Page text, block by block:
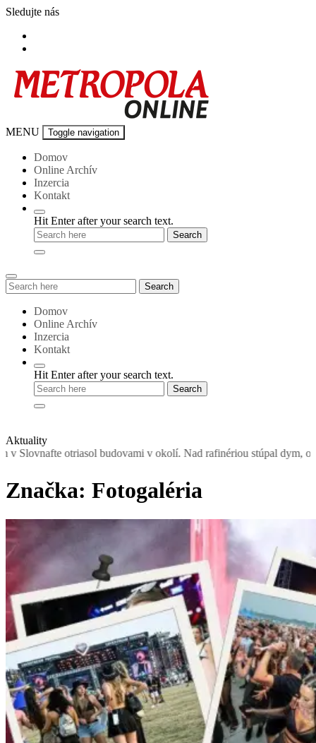
Skip
content
Sledujte nás
Metropola-
MENU Toggle navigation
Domov
Online Archív
Inzercia
Kontakt
Hit Enter after your search text.
Search
for:
Search
Domov
Online Archív
Inzercia
Kontakt
Hit Enter after your search text.
Aktuality
budovami v okolí. Nad rafinériou stúpal dym, obyvateľom
Značka: Fotogaléria